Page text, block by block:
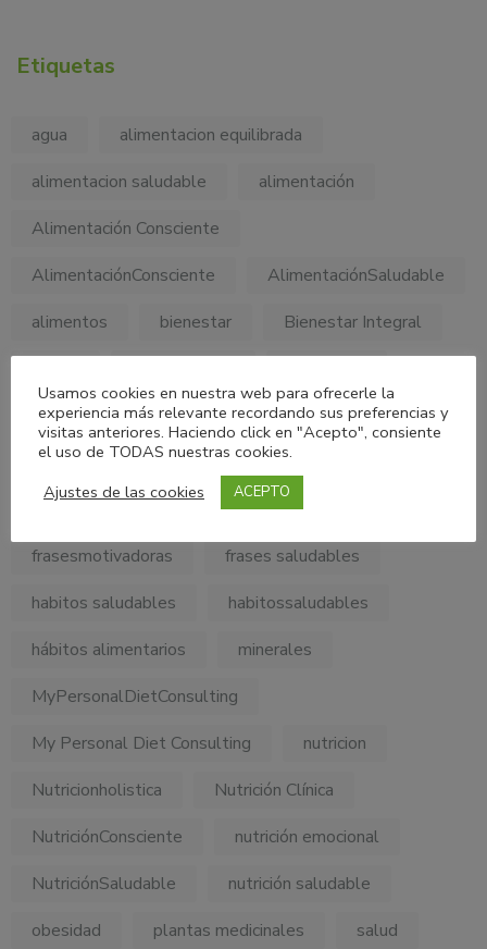
Etiquetas
agua
alimentacion equilibrada
alimentacion saludable
alimentación
Alimentación Consciente
AlimentaciónConsciente
AlimentaciónSaludable
alimentos
bienestar
Bienestar Integral
consejos nutricionales
diabetes
dieta
fibra
frase motivadora
frases motivadoras
frasesmotivadoras
frases saludables
habitos saludables
habitossaludables
hábitos alimentarios
minerales
MyPersonalDietConsulting
My Personal Diet Consulting
nutricion
Nutricionholistica
Nutrición Clínica
NutriciónConsciente
nutrición emocional
NutriciónSaludable
nutrición saludable
obesidad
plantas medicinales
salud
Usamos cookies en nuestra web para ofrecerle la
experiencia más relevante recordando sus preferencias y
visitas anteriores. Haciendo click en "Acepto", consiente
el uso de TODAS nuestras cookies.
Ajustes de las cookies
ACEPTO